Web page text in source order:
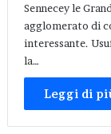
Sennecey le
agglomerato di
interessante.
la…
Leggi di